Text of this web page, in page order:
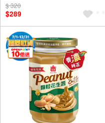
$ 320
$289